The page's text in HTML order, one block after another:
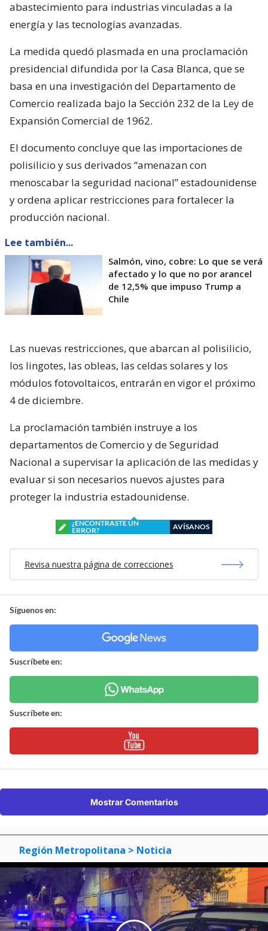
abastecimiento para industrias vinculadas a la
energía y las tecnologías avanzadas.
La medida quedó plasmada en una proclamación
presidencial difundida por la Casa Blanca, que se
basa en una investigación del Departamento de
Comercio realizada bajo la Sección 232 de la Ley de
Expansión Comercial de 1962.
El documento concluye que las importaciones de
polisilicio y sus derivados “amenazan con
menoscabar la seguridad nacional” estadounidense
y ordena aplicar restricciones para fortalecer la
producción nacional.
Lee también...
Salmón, vino, cobre: Lo que se verá
afectado y lo que no por arancel
de 12,5% que impuso Trump a
Chile
Las nuevas restricciones, que abarcan al polisilicio,
los lingotes, las obleas, las celdas solares y los
módulos fotovoltaicos, entrarán en vigor el próximo
4 de diciembre.
La proclamación también instruye a los
departamentos de Comercio y de Seguridad
Nacional a supervisar la aplicación de las medidas y
evaluar si son necesarios nuevos ajustes para
proteger la industria estadounidense.
¿ENCONTRASTE UN
ERROR?
AVÍSANOS
Revisa nuestra página de correcciones
Síguenos en:
Suscríbete en:
Suscríbete en:
Mostrar Comentarios
Región Metropolitana > Noticia